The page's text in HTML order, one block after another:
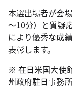
本選出場者が会
～10分）と質疑
により優秀な成
表彰します。
※ 在日米国大使
州政府駐日事務